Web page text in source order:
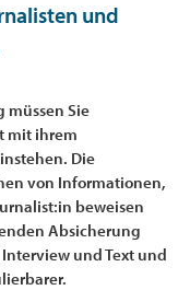
und
Sie
mit ihrem
Die
von Informationen,
beweisen
Absicherung
und Text und